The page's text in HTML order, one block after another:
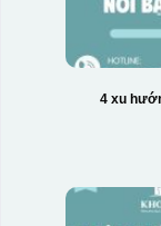
4 xu